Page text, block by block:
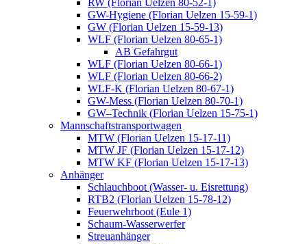
RW (Florian Uelzen 80-52-1)
GW-Hygiene (Florian Uelzen 15-59-1)
GW (Florian Uelzen 15-59-13)
WLF (Florian Uelzen 80-65-1)
AB Gefahrgut
WLF (Florian Uelzen 80-66-1)
WLF (Florian Uelzen 80-66-2)
WLF-K (Florian Uelzen 80-67-1)
GW-Mess (Florian Uelzen 80-70-1)
GW–Technik (Florian Uelzen 15-75-1)
Mannschaftstransportwagen
MTW (Florian Uelzen 15-17-11)
MTW JF (Florian Uelzen 15-17-12)
MTW KF (Florian Uelzen 15-17-13)
Anhänger
Schlauchboot (Wasser- u. Eisrettung)
RTB2 (Florian Uelzen 15-78-12)
Feuerwehrboot (Eule 1)
Schaum-Wasserwerfer
Streuanhänger